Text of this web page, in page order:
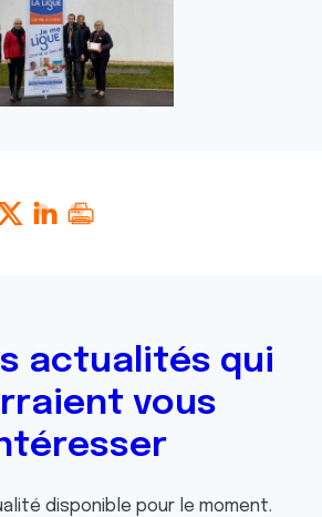
actualités qui
vous
disponible pour le moment.